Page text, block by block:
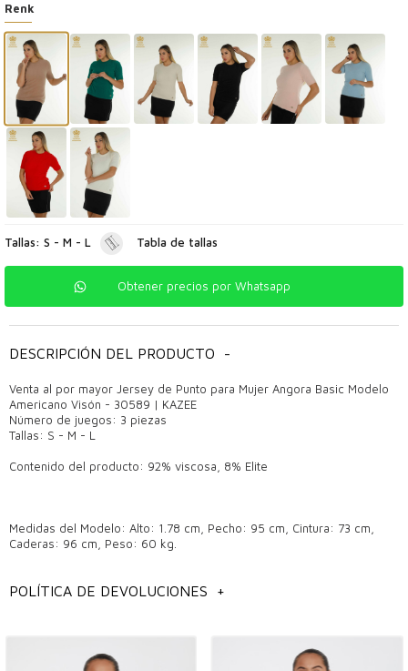
Renk
Tallas: S - M - L Tabla de tallas
Obtener precios por Whatsapp
DESCRIPCIÓN DEL PRODUCTO -
Venta al por mayor Jersey de Punto para Mujer Angora Basic Modelo
Americano Visón - 30589 | KAZEE
Número de juegos: 3 piezas
Tallas: S - M - L
Contenido del producto: 92% viscosa, 8% Elite
Medidas del Modelo: Alto: 1.78 cm, Pecho: 95 cm, Cintura: 73 cm,
Caderas: 96 cm, Peso: 60 kg.
Modelos de suéteres de punto al por mayor de Estambul,
POLÍTICA DE DEVOLUCIONES +